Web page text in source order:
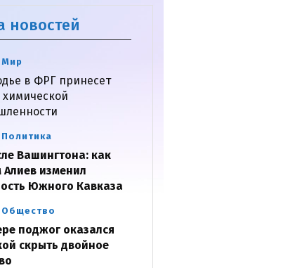
новостей
Мир
в ФРГ принесет
Политика
Вашингтона: как
Алиев изменил
Южного Кавказа
Общество
поджог оказался
скрыть двойное